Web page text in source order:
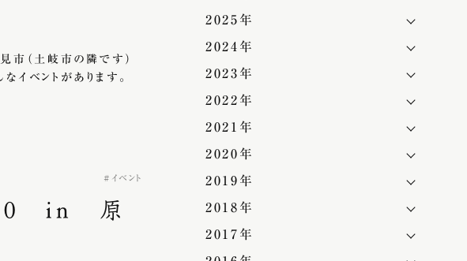
の隣です）
イベントがあります。
イベント
in 原
2025年
2024年
2023年
2022年
2021年
2020年
2019年
2018年
2017年